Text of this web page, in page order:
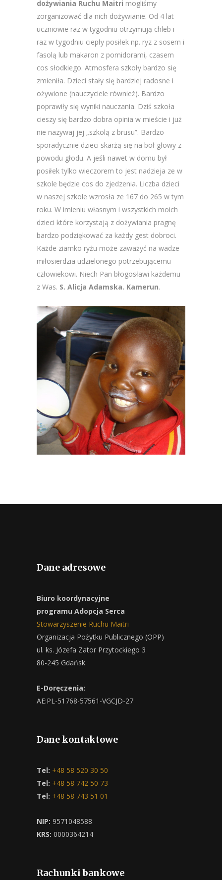
dożywiania Ruchu Maitri mogliśmy
zorganizować dla nich dożywianie. Od 4 lat
uczniowie raz w tygodniu otrzymują chleb i
raz w tygodniu ciepły posiłek np. ryz z sosem i
fasolą lub makaron z pomidorami, czasem
cos słodkiego. Atmosfera szkoły bardzo się
zmieniła. Dzieci stały się bardziej radosne i
ożywione (nauczyciele również). Bardzo
poprawiły się wyniki nauczania. Dziś szkoła
cieszy się bardzo dobra opinia w mieście i już
nie nazywaj jej „szkolą z brusu”. Bardzo
sporadycznie dzieci skarżą się na boł głowy z
powodu głodu. A jeśli nawet w domu był
posiłek tylko wieczorem to jest nadzieja ze w
szkole będzie cos do zjedzenia. Liczba dzieci
w naszej szkole wzrosła ze 167 do 265 w tym
roku. W imieniu własnym i wszystkich moich
dzieci które korzystają z dożywiania pragnę
bardzo podziękować za każdy gest dobroci.
Każde ziarnko ryżu może zaważyć na wadze
miłosierdzia udzielonego potrzebującemu
człowiekowi. Niech Pan błogosławi każdemu
z Was. S. Alicja Adamska. Kamerun.
Dane adresowe
Biuro koordynacyjne
programu Adopcja Serca
Stowarzyszenie Ruchu Maitri
Organizacja Pożytku Publicznego (OPP)
ul. ks. Józefa Zator Przytockiego 3
80-245 Gdańsk
E-Doręczenia:
AE:PL-51768-57561-VGCJD-27
Dane kontaktowe
Tel: +48 58 520 30 50
Tel: +48 58 742 50 73
Tel: +48 58 743 51 01
NIP: 9571048588
KRS: 0000364214
Rachunki bankowe